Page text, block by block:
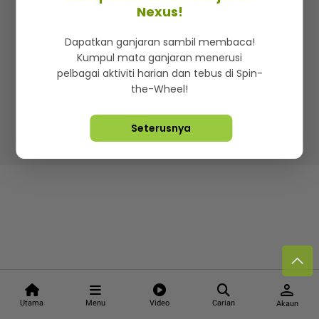
Utama Menu Video Carian
person
Akaun
Iklan di SMG360
Terma & Syarat Dasar Privasi
Lebih hot, viral dan sensasi
Hakcipta Terpelihara ©2026. Star Media Group Berhad
Nexus!
Dapatkan ganjaran sambil membaca!
Kumpul mata ganjaran menerusi
pelbagai aktiviti harian dan tebus di Spin-
the-Wheel!
Seterusnya